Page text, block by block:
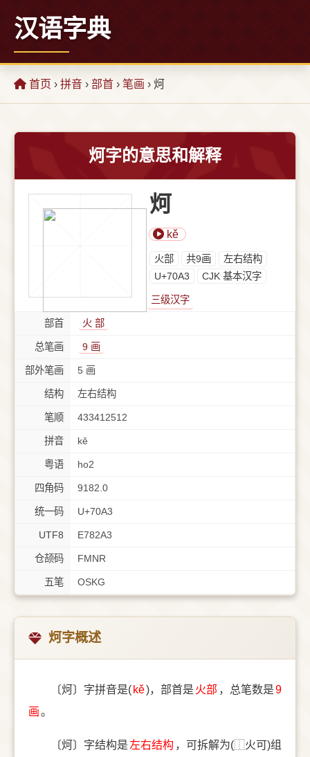
汉语字典
首页 › 拼音 › 部首 › 笔画 › 炣
炣字的意思和解释
炣
kě
⽕部 共9画
左右结构
U+70A3
CJK 基本汉字
三级汉字
部首 ⽕ 部
总笔画 9 画
部外笔画 5 画
结构 左右结构
笔顺 433412512
拼音 kě
粤语 ho2
四角码 9182.0
统一码 U+70A3
UTF8 E782A3
仓颉码 FMNR
五笔 OSKG
炣字概述
〔炣〕字拼音是( kě)，部首是 ⽕部 ，总笔数是9
画。
〔炣〕字结构是 左右结构 ，可拆解为(⿰火可)组